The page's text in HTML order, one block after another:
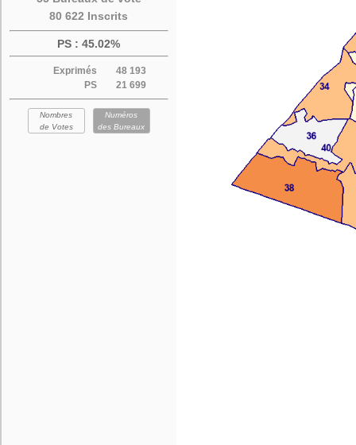
80 622 Inscrits
PS : 45.02%
Exprimés
48 193
PS
21 699
Nombres
de Votes
Numéros
des Bureaux